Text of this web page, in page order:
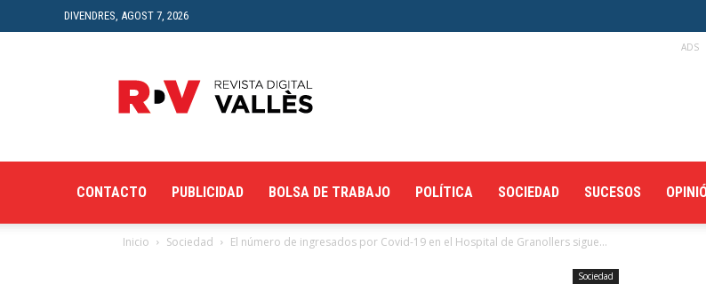
DIVENDRES, AGOST 7, 2026
Digital
del
ADS
CONTACTO PUBLICIDAD BOLSA DE TRABAJO POLÍTICA SOCIEDAD SUCESOS
Inicio Sociedad El número de ingresados por Covid-19 en el Hospital de Granollers sigue...
Sociedad